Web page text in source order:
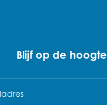
Blijf op de hoogte